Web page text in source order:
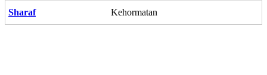
Sharaf Kehormatan